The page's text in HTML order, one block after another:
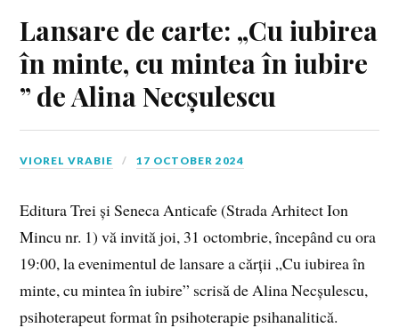
Lansare de carte: „Cu iubirea
în minte, cu mintea în iubire
” de Alina Necșulescu
VIOREL VRABIE 17 OCTOBER 2024
Editura Trei și Seneca Anticafe (Strada Arhitect Ion
Mincu nr. 1) vă invită joi, 31 octombrie, începând cu ora
19:00, la evenimentul de lansare a cărții „Cu iubirea în
minte, cu mintea în iubire” scrisă de Alina Necșulescu,
psihoterapeut format în psihoterapie psihanalitică.